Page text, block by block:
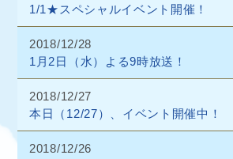
1/1★スペシャルイベント開催！
2018/12/28
1月2日（水）よる9時放送！
2018/12/27
本日（12/27）、イベント開催中！
2018/12/26